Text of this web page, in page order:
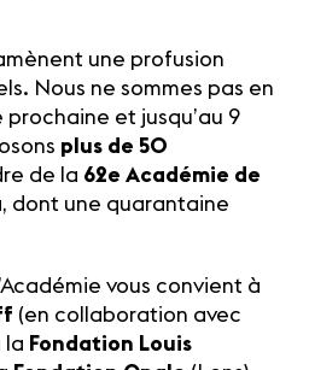
une profusion
Nous ne sommes pas en
et jusqu’au 9
plus de 50
de la 62e Académie de
, dont une quarantaine
vous convient à
(en collaboration avec
la Fondation Louis